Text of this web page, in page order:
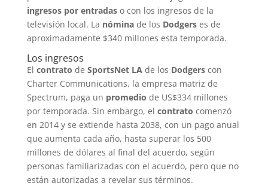
ingresos por entradaso con los ingresos de la
televisión local. La nóminade los Dodgerses de
aproximadamente $340 millones esta temporada.
Los ingresos
El contrato de SportsNet LAde los Dodgerscon
Charter Communications, la empresa matriz de
Spectrum, paga un promedio de US$334 millones
por temporada. Sin embargo, el contrato comenzó
en 2014 y se extiende hasta 2038, con un pago anual
que aumenta cada año, hasta superar los 500
millones de dólares al final del acuerdo, según
personas familiarizadas con el acuerdo, pero que no
están autorizadas a revelar sus términos.